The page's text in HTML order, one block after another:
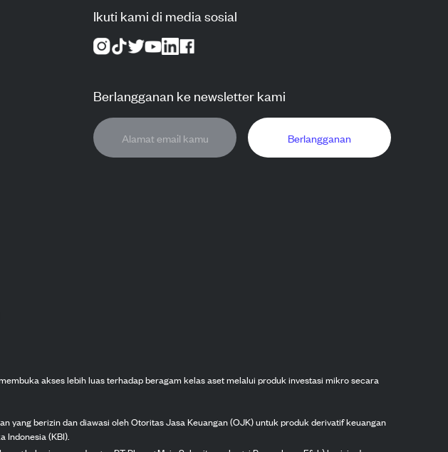
Ikuti kami di media sosial
Berlangganan ke newsletter kami
Berlangganan
akses lebih luas terhadap beragam kelas aset melalui produk investasi mikro secara
yang berizin dan diawasi oleh Otoritas Jasa Keuangan (OJK) untuk produk derivatif keuangan
Indonesia (KBI).